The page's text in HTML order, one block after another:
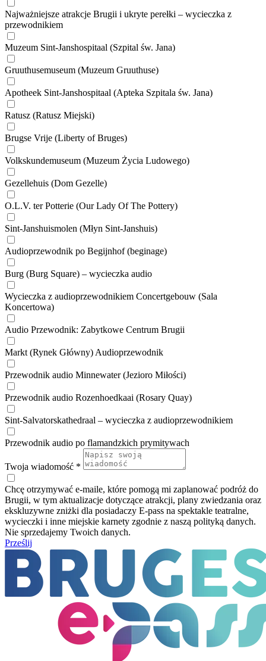
Najważniejsze atrakcje Brugii i ukryte perełki – wycieczka z
przewodnikiem
Muzeum Sint-Janshospitaal (Szpital św. Jana)
Gruuthusemuseum (Muzeum Gruuthuse)
Apotheek Sint-Janshospitaal (Apteka Szpitala św. Jana)
Ratusz (Ratusz Miejski)
Brugse Vrije (Liberty of Bruges)
Volkskundemuseum (Muzeum Życia Ludowego)
Gezellehuis (Dom Gezelle)
O.L.V. ter Potterie (Our Lady Of The Pottery)
Sint-Janshuismolen (Młyn Sint-Janshuis)
Audioprzewodnik po Begijnhof (beginage)
Burg (Burg Square) – wycieczka audio
Wycieczka z audioprzewodnikiem Concertgebouw (Sala
Koncertowa)
Audio Przewodnik: Zabytkowe Centrum Brugii
Markt (Rynek Główny) Audioprzewodnik
Przewodnik audio Minnewater (Jezioro Miłości)
Przewodnik audio Rozenhoedkaai (Rosary Quay)
Sint-Salvatorskathedraal – wycieczka z audioprzewodnikiem
Przewodnik audio po flamandzkich prymitywach
Twoja wiadomość *
Chcę otrzymywać e-maile, które pomogą mi zaplanować podróż do
Brugii, w tym aktualizacje dotyczące atrakcji, plany zwiedzania oraz
ekskluzywne zniżki dla posiadaczy E-pass na spektakle teatralne,
wycieczki i inne miejskie karnety zgodnie z naszą polityką danych.
Nie sprzedajemy Twoich danych.
Prześlij